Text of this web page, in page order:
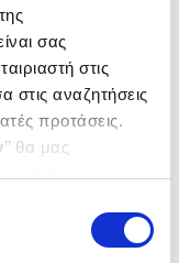
σας
στις
στις αναζητήσεις
προτάσεις.
’’ θα μας
παρακάτω με την
σχετικά με